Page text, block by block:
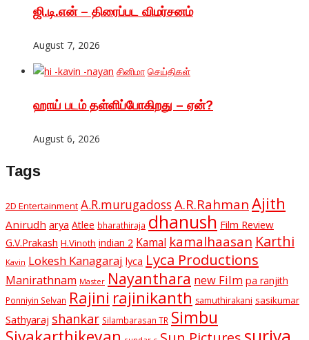
ஜி.டி.என் – திரைப்பட விமர்சனம்
August 7, 2026
சினிமா செய்திகள்
ஹாய் படம் தள்ளிப்போகிறது – ஏன்?
August 6, 2026
Tags
2D Entertainment A.R.murugadoss A.R.Rahman Ajith
Anirudh arya Atlee bharathiraja dhanush Film Review
G.V.Prakash H.Vinoth indian 2 Kamal kamalhaasan Karthi
Kavin Lokesh Kanagaraj lyca Lyca Productions
Manirathnam Master Nayanthara new Film pa ranjith
Ponniyin Selvan Rajini rajinikanth samuthirakani sasikumar
Sathyaraj shankar Silambarasan TR Simbu